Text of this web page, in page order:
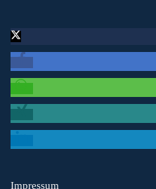
Impressum